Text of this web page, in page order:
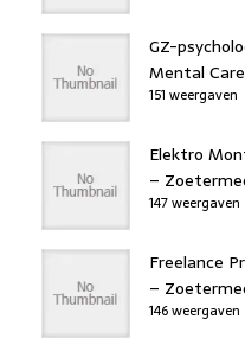
GZ-
Mental
151 weergaven
Elektro
–
147 weergaven
Freelance
–
146 weergaven